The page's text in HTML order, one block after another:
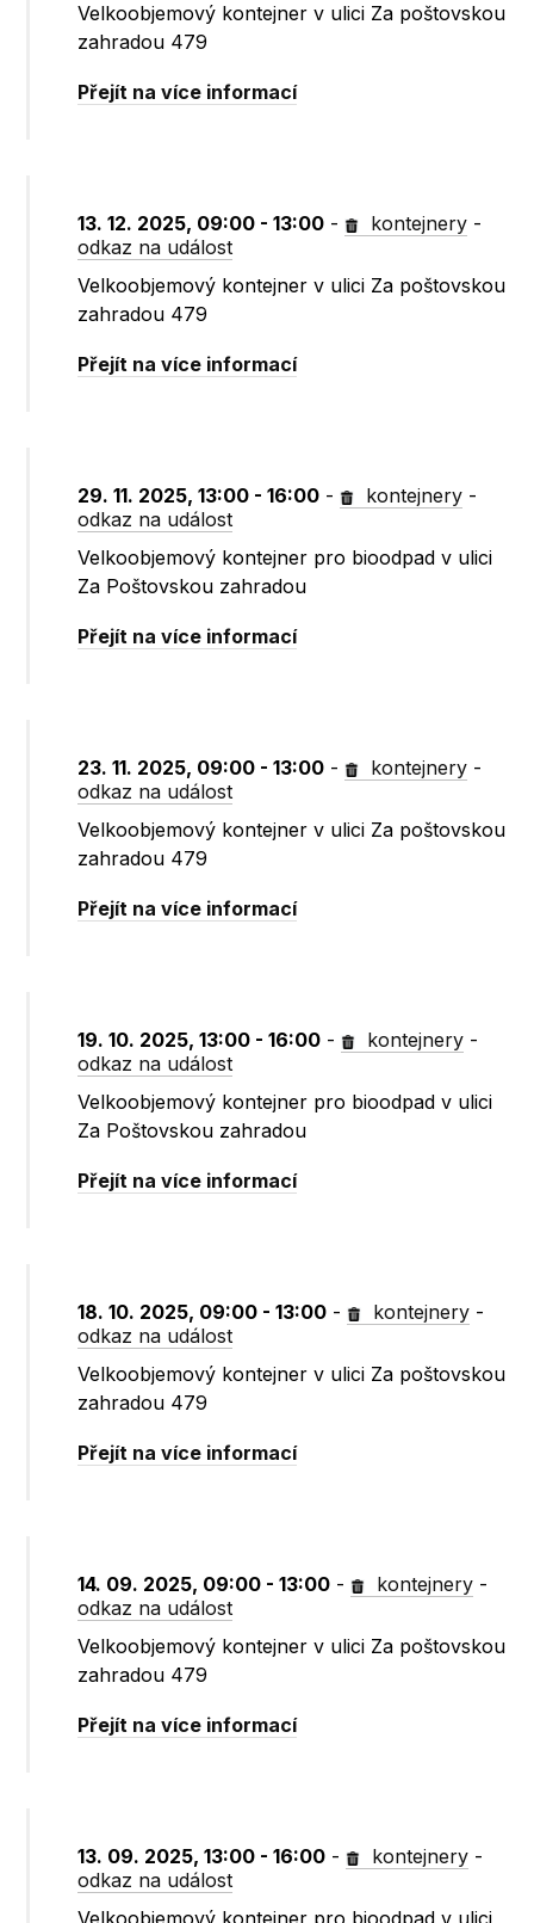
Velkoobjemový kontejner v ulici Za poštovskou
zahradou 479
Přejít na více informací
13. 12. 2025, 09:00 - 13:00 - kontejnery -
odkaz na událost
Velkoobjemový kontejner v ulici Za poštovskou
zahradou 479
Přejít na více informací
29. 11. 2025, 13:00 - 16:00 - kontejnery -
odkaz na událost
Velkoobjemový kontejner pro bioodpad v ulici
Za Poštovskou zahradou
Přejít na více informací
23. 11. 2025, 09:00 - 13:00 - kontejnery -
odkaz na událost
Velkoobjemový kontejner v ulici Za poštovskou
zahradou 479
Přejít na více informací
19. 10. 2025, 13:00 - 16:00 - kontejnery -
odkaz na událost
Velkoobjemový kontejner pro bioodpad v ulici
Za Poštovskou zahradou
Přejít na více informací
18. 10. 2025, 09:00 - 13:00 - kontejnery -
odkaz na událost
Velkoobjemový kontejner v ulici Za poštovskou
zahradou 479
Přejít na více informací
14. 09. 2025, 09:00 - 13:00 - kontejnery -
odkaz na událost
Velkoobjemový kontejner v ulici Za poštovskou
zahradou 479
Přejít na více informací
13. 09. 2025, 13:00 - 16:00 - kontejnery -
odkaz na událost
Velkoobjemový kontejner pro bioodpad v ulici